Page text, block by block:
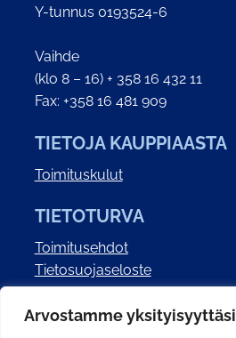
Arvostamme yksityisyyttäsi
Y-tunnus 0193524-6
Vaihde
(klo 8 – 16) + 358 16 432 11
Fax: +358 16 481 909
TIETOJA KAUPPIAASTA
Toimituskulut
TIETOTURVA
Toimitusehdot
Tietosuojaseloste